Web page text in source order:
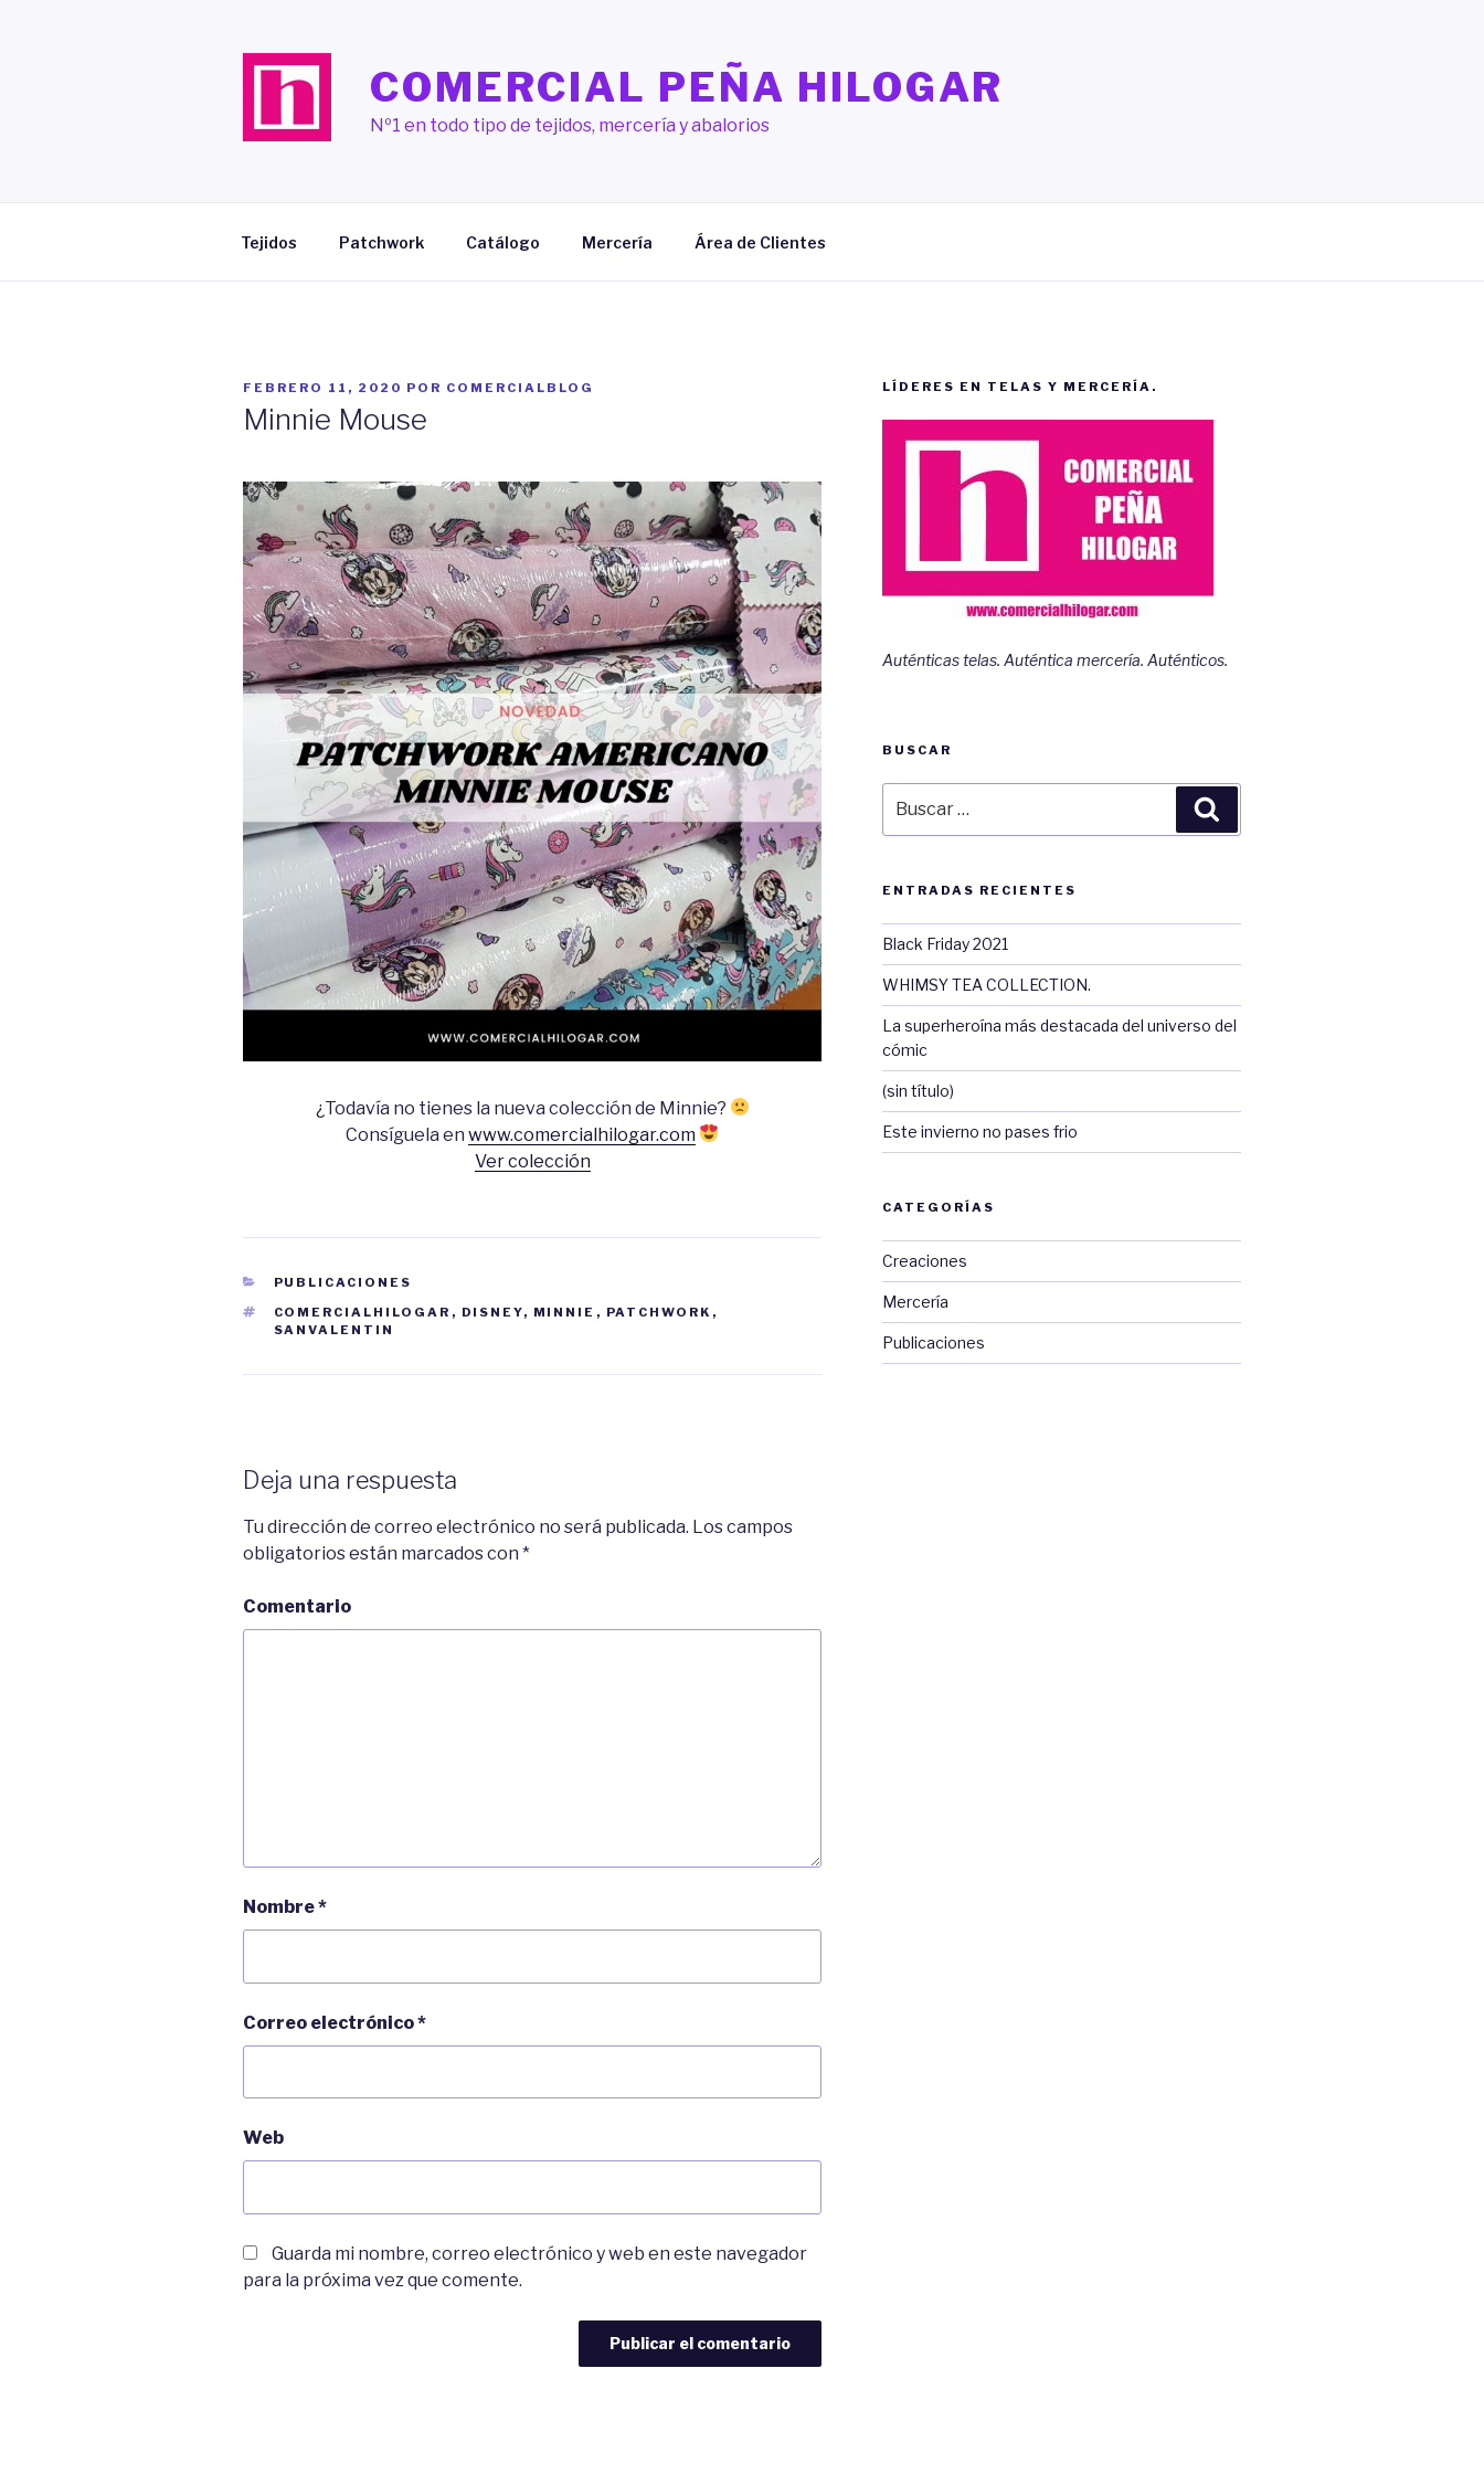
COMERCIAL PEÑA HILOGAR
Nº1 en todo tipo de tejidos, mercería y abalorios
Tejidos Patchwork Catálogo Mercería Área de Clientes
PUBLICADO
EL
FEBRERO 11, 2020 POR COMERCIALBLOG
Minnie Mouse
¿Todavía no tienes la nueva colección de Minnie?
Consíguela enwww.comercialhilogar.com
Ver colección
CATEGORÍAS
PUBLICACIONES
ETIQUETAS
COMERCIALHILOGAR , DISNEY, MINNIE , PATCHWORK ,
SANVALENTIN
Deja una respuesta
Tu dirección de correo electrónico no será publicada. Los campos
obligatorios están marcados con *
Comentario
Nombre*
Correo electrónico*
Web
Guarda mi nombre, correo electrónico y web en este navegador
para la próxima vez que comente.
LÍDERES EN TELAS Y MERCERÍA.
Auténticas telas. Auténtica mercería. Auténticos.
BUSCAR
por:
ENTRADAS RECIENTES
Black Friday 2021
WHIMSY TEA COLLECTION.
La superheroína más destacada del universo del
cómic
(sin título)
Este invierno no pases frio
CATEGORÍAS
Creaciones
Mercería
Publicaciones